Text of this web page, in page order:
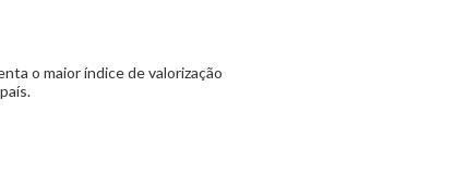
o maior índice de valorização